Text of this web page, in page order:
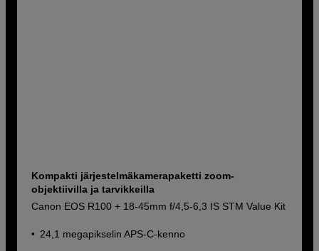
Kompakti järjestelmäkamerapaketti zoom-
objektiivilla ja tarvikkeilla
Canon EOS R100 + 18-45mm f/4,5-6,3 IS STM Value Kit
24,1 megapikselin APS-C-kenno